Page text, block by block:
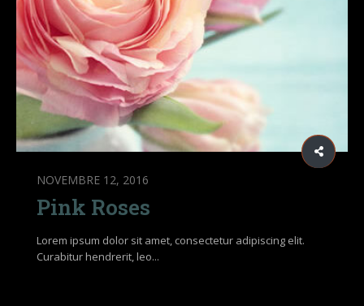
NOVEMBRE 12, 2016
Pink Roses
Lorem ipsum dolor sit amet, consectetur adipiscing elit.
Curabitur hendrerit, leo...